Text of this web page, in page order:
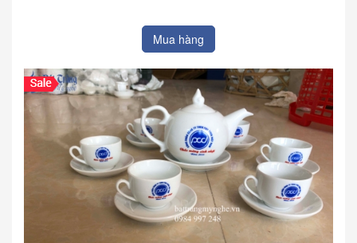
Mua hàng